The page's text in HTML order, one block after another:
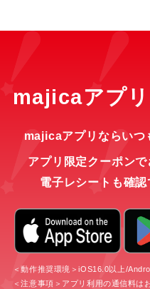
majicaアプ
majicaアプリならいつ
アプリ限定クーポンで
電子レシートも確認
＜動作推奨環境＞iOS16.0以上/
＜注意事項＞アプリ利用の通信料は